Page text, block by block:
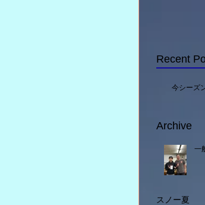
Recent
今シーズ
一
スノー夏
Archive